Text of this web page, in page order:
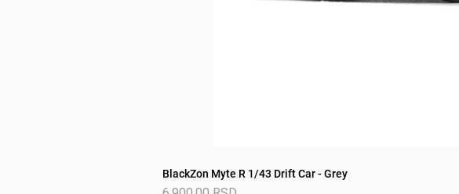
BlackZon Myte R 1/43 Drift Car - Grey